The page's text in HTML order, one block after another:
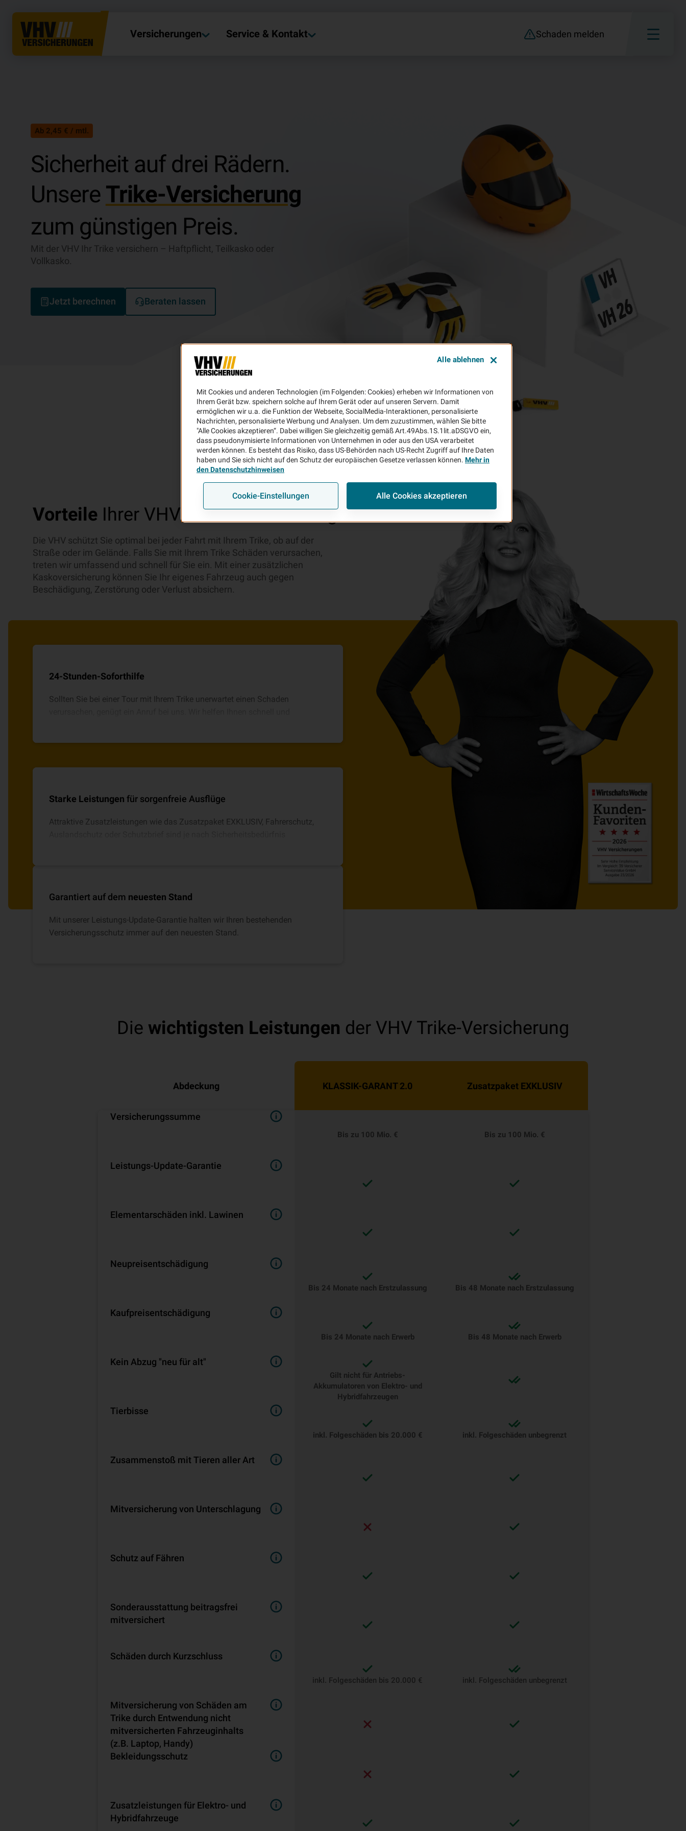
Versicherungen Service & Kontakt Schaden melden
Ab 2,45 € / mtl.
Sicherheit auf drei Rädern.
Unsere Trike-Versicherung
zum günstigen Preis.
Mit der VHV Ihr Trike versichern – Haftpflicht, Teilkasko oder
Vollkasko.
Jetzt berechnen Beraten lassen
Vorteile Ihrer VHV Trike-Versicherung
Die VHV schützt Sie optimal bei jeder Fahrt mit Ihrem Trike, ob auf der
Straße oder im Gelände. Falls Sie mit Ihrem Trike Schäden verursachen,
treten wir umfassend und schnell für Sie ein. Mit einer zusätzlichen
Kaskoversicherung können Sie Ihr eigenes Fahrzeug auch gegen
Beschädigung, Zerstörung oder Verlust absichern.
24-Stunden-Soforthilfe
Sollten Sie bei einer Tour mit Ihrem Trike unerwartet einen Schaden
Starke Leistungen für sorgenfreie Ausflüge
Attraktive Zusatzleistungen wie das Zusatzpaket EXKLUSIV, Fahrerschutz,
Garantiert auf dem neuesten Stand
Mit unserer Leistungs-Update-Garantie halten wir Ihren bestehenden
Versicherungsschutz immer auf den neuesten Stand.
Die wichtigsten Leistungen der VHV Trike-Versicherung
Abdeckung KLASSIK-GARANT 2.0 Zusatzpaket EXKLUSIV
Versicherungssumme
Bis zu 100 Mio. € Bis zu 100 Mio. €
Leistungs-Update-Garantie
Ele­men­tar­schä­den inkl. Lawinen
Neu­preis­ent­schä­di­gung
Bis 24 Monate nach Erstzulassung Bis 48 Monate nach Erstzulassung
Kaufpreisentschädigung
Bis 24 Monate nach Erwerb Bis 48 Monate nach Erwerb
Kein Abzug "neu für alt"
Gilt nicht für Antriebs-
Akkumulatoren von Elektro- und
Hybridfahrzeugen
Tierbisse
inkl. Folgeschäden bis 20.000 € inkl. Folgeschäden unbegrenzt
Zusammenstoß mit Tieren aller Art
Mit­ver­si­che­rung von Unterschlagung
Schutz auf Fähren
Son­der­aus­stat­tung beitragsfrei
mitversichert
Schäden durch Kurz­schluss
inkl. Folgeschäden bis 20.000 € inkl. Folgeschäden unbegrenzt
Mit­ver­si­che­rung von Schäden am
Trike durch Entwendung nicht
mitversicherten Fahr­zeug­inhalts
(z.B. Laptop, Handy)
Bekleidungsschutz
Zusatzleistungen für Elektro- und
Hybridfahrzeuge
Mit Cookies und anderen Technologien (im Folgenden: Cookies) erheben wir Informationen von
Ihrem Gerät bzw. speichern solche auf Ihrem Gerät oder auf unseren Servern. Damit
ermöglichen wir u.a. die Funktion der Webseite, SocialMedia-Interaktionen, personalisierte
Nachrichten, personalisierte Werbung und Analysen. Um dem zuzustimmen, wählen Sie bitte
"Alle Cookies akzeptieren“. Dabei willigen Sie gleichzeitig gemäß Art.49Abs.1S.1lit.aDSGVO ein,
dass pseudonymisierte Informationen von Unternehmen in oder aus den USA verarbeitet
werden können. Es besteht das Risiko, dass US-Behörden nach US-Recht Zugriff auf Ihre Daten
haben und Sie sich nicht auf den Schutz der europäischen Gesetze verlassen können. Mehr in
den Datenschutzhinweisen
Cookie-Einstellungen Alle Cookies akzeptieren
Alle ablehnen